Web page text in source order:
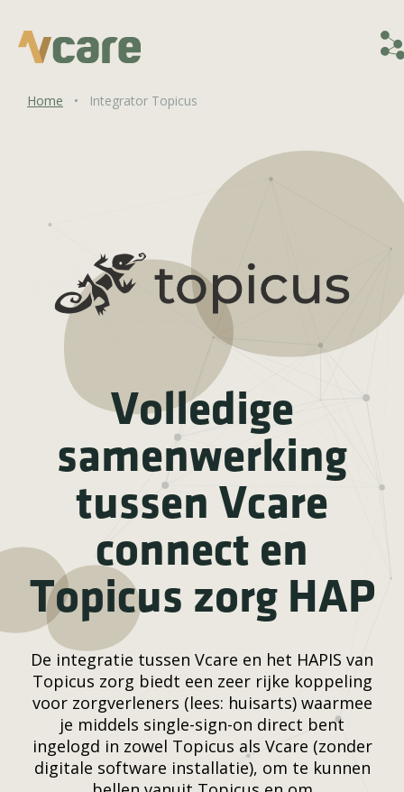
Home • Integrator Topicus
Volledige
samenwerking
tussen Vcare
connect en
Topicus zorg HAP
De integratie tussen Vcare en het HAPIS van
Topicus zorg biedt een zeer rijke koppeling
voor zorgverleners (lees: huisarts) waarmee
je middels single-sign-on direct bent
ingelogd in zowel Topicus als Vcare (zonder
digitale software installatie), om te kunnen